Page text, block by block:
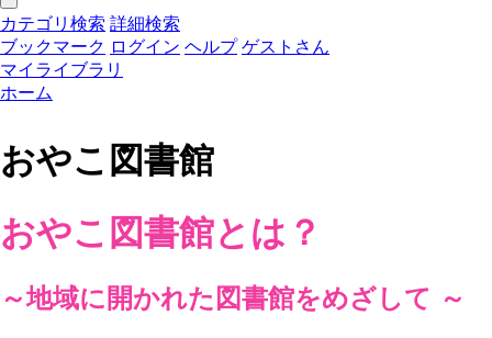
カテゴリ検索 詳細検索
ブックマーク ログイン ヘルプ ゲストさん
マイライブラリ
ホーム
おやこ図書館
おやこ図書館とは？
～地域に開かれた図書館をめざして ～